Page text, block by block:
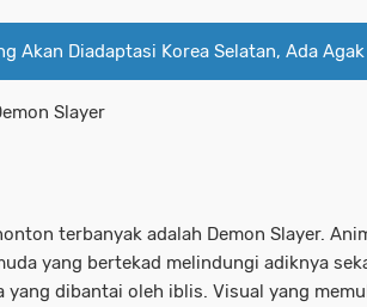
Akan Diadaptasi Korea Selatan, Ada Agak
Slayer
terbanyak adalah Demon Slayer.
yang bertekad melindungi adiknya
yang dibantai oleh iblis. Visual yang